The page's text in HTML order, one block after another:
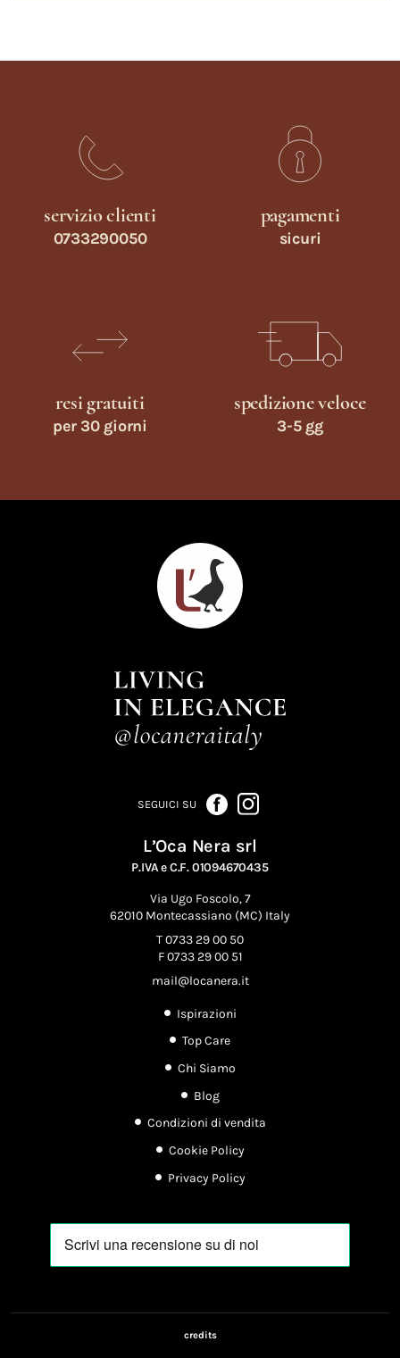
servizio clienti
0733290050
pagamenti
sicuri
resi gratuiti
per 30 giorni
spedizione veloce
3-5 gg
SEGUICI SU
L’Oca Nera srl
P.IVA e C.F. 01094670435
Via Ugo Foscolo, 7
62010 Montecassiano (MC) Italy
T 0733 29 00 50
F 0733 29 00 51
mail@locanera.it
Ispirazioni
Top Care
Chi Siamo
Blog
Condizioni di vendita
Cookie Policy
Privacy Policy
credits